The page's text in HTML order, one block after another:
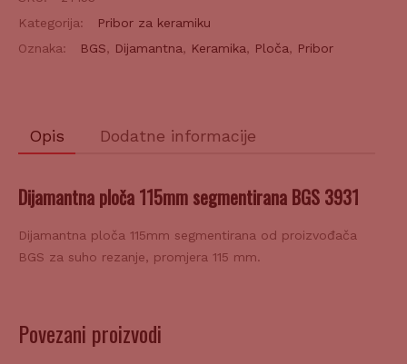
količina
Kategorija:
Pribor za keramiku
Oznaka:
BGS, Dijamantna, Keramika, Ploča, Pribor
Opis Dodatne informacije
Dijamantna ploča 115mm segmentirana BGS 3931
Dijamantna ploča 115mm segmentirana od proizvođača
BGS za suho rezanje, promjera 115 mm.
Povezani proizvodi